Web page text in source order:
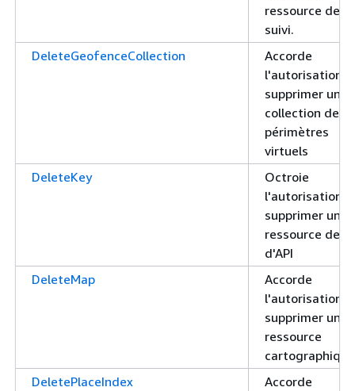
ressource de
suivi.
DeleteGeofenceCollection
Accorde
l'autorisation
supprimer une
collection de
périmètres
virtuels
DeleteKey
Octroie
l'autorisation
supprimer une
ressource de
d'API
DeleteMap
Accorde
l'autorisation
supprimer une
ressource
DeletePlaceIndex
Accorde